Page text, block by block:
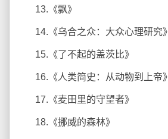
13.《飘》
14.《乌合之众：大众心理研究》
15.《了不起的盖茨比》
16.《人类简史：从动物到上帝》
17.《麦田里的守望者》
18.《挪威的森林》